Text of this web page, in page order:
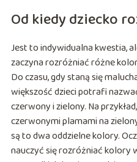
Od kiedy dziecko
Jest to indywidualna kwestia,
zaczyna rozróżniać różne
Do czasu, gdy staną się
większość dzieci potrafi
czerwony i zielony. Na
czerwonymi plamami na
są to dwa oddzielne kolory.
nauczyć się rozróżniać kolory